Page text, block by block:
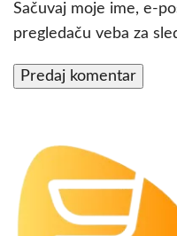
Sačuvaj moje ime, e-
pregledaču veba za